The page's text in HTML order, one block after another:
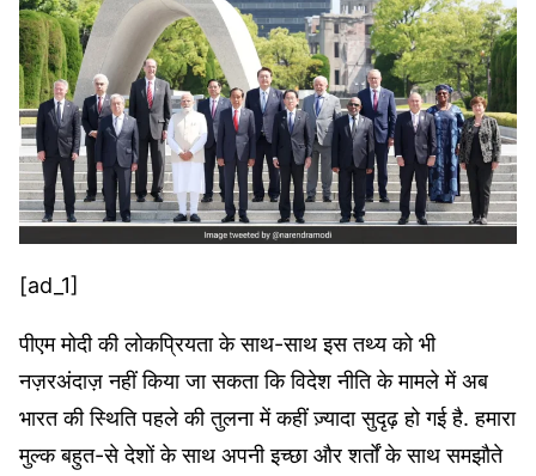
[ad_1]
पीएम मोदी की लोकप्रियता के साथ-साथ इस तथ्य को भी
नज़रअंदाज़ नहीं किया जा सकता कि विदेश नीति के मामले में अब
भारत की स्थिति पहले की तुलना में कहीं ज़्यादा सुदृढ़ हो गई है. हमारा
मुल्क बहुत-से देशों के साथ अपनी इच्छा और शर्तों के साथ समझौते